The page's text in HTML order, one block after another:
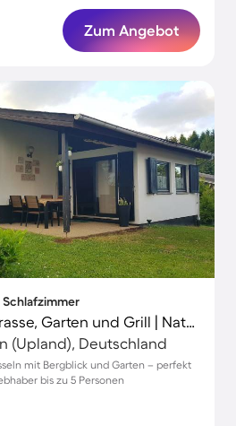
Zum Angebot
Schlafzimmer
Ferienhaus mit Terrasse, Garten und Grill | Naturblick
(Upland), Deutschland
mit Bergblick und Garten – perfekt
bis zu 5 Personen